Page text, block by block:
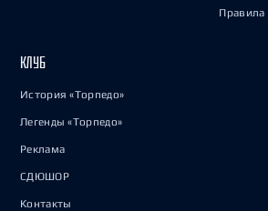
Правила
КЛУБ
История «Торпедо»
Легенды «Торпедо»
Реклама
СДЮШОР
Контакты